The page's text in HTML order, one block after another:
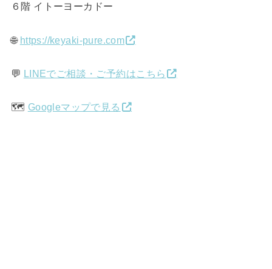
６階 イトーヨーカドー
🌐 https://keyaki-pure.com
💬 LINEでご相談・ご予約はこちら
🗺️ Googleマップで見る